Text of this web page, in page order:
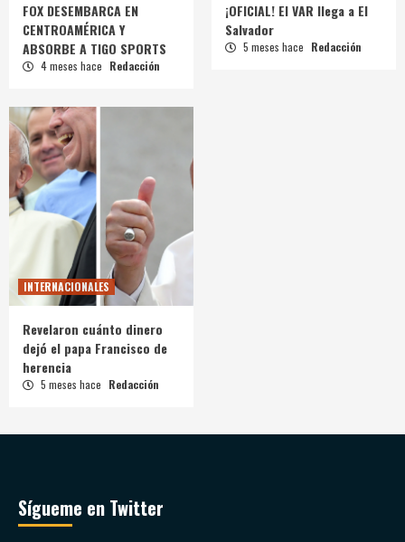
FOX DESEMBARCA EN
CENTROAMÉRICA Y
ABSORBE A TIGO SPORTS
4 meses hace Redacción
¡OFICIAL! El VAR llega a El
Salvador
5 meses hace Redacción
INTERNACIONALES
Revelaron cuánto dinero
dejó el papa Francisco de
herencia
5 meses hace Redacción
Sígueme en Twitter